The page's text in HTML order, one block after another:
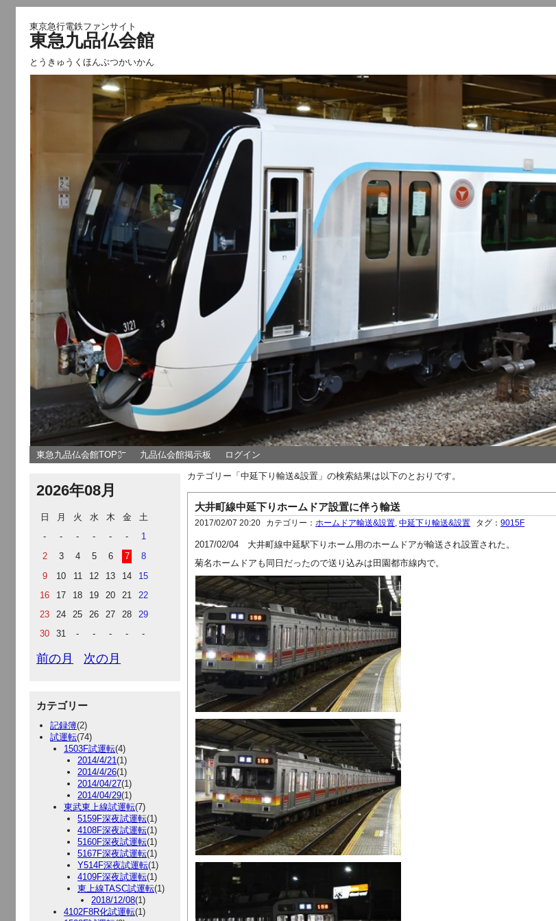
東京急行電鉄ファンサイト
東急九品仏会館
とうきゅうくほんぶつかいかん
東急九品仏会館TOP㌻ 九品仏会館掲示板 ログイン
2026年08月
日 月 火 水 木 金
土
-
- - - - -
1
2
3 4 5 6 7
8
9
10 11 12 13 14
15
16
17 18 19 20 21
22
23
24 25 26 27 28
29
30
31 - - - - -
前の月 次の月
カテゴリー
記録簿(2)
試運転(74)
1503F試運転(4)
2014/4/21(1)
2014/4/26(1)
2014/04/27(1)
2014/04/29(1)
東武東上線試運転(7)
5159F深夜試運転(1)
4108F深夜試運転(1)
5160F深夜試運転(1)
5167F深夜試運転(1)
Y514F深夜試運転(1)
4109F深夜試運転(1)
東上線TASC試運転(1)
2018/12/08(1)
4102F8R化試運転(1)
カテゴリー「中延下り輸送&設置」の検索結果は以下のとおりです。
大井町線中延下りホームドア設置に伴う輸送
2017/02/07 20:20 カテゴリー： ホームドア輸送&設置 ,中延下り輸送&設置 タグ：9015F
2017/02/04 大井町線中延駅下りホーム用のホームドアが輸送され設置された。
菊名ホームドアも同日だったので送り込みは田園都市線内で。